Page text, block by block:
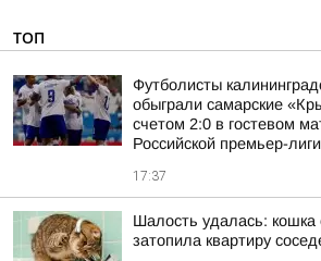
ТОП
Футболисты
обыграли самарские
счетом 2:0 в гостевом
Российской премьер-
17:37
Шалость удалась: кошка
затопила квартиру